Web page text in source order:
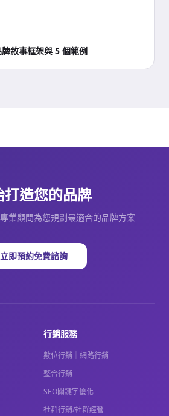
敘事框架與 5 個範例
打造您的品牌
業顧問為您規劃最適合的品牌方案
立即預約免費諮詢
行銷服務
數位行銷｜網路行銷
整合行銷
SEO關鍵字優化
社群行銷/社群經營